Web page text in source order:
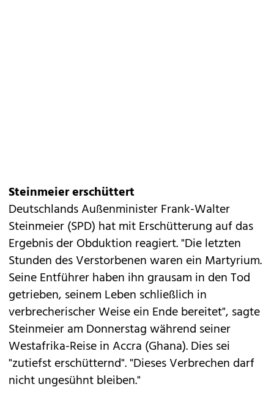
Steinmeier erschüttert
Deutschlands Außenminister Frank-Walter
Steinmeier (SPD) hat mit Erschütterung auf das
Ergebnis der Obduktion reagiert. "Die letzten
Stunden des Verstorbenen waren ein Martyrium.
Seine Entführer haben ihn grausam in den Tod
getrieben, seinem Leben schließlich in
verbrecherischer Weise ein Ende bereitet", sagte
Steinmeier am Donnerstag während seiner
Westafrika-Reise in Accra (Ghana). Dies sei
"zutiefst erschütternd". "Dieses Verbrechen darf
nicht ungesühnt bleiben."